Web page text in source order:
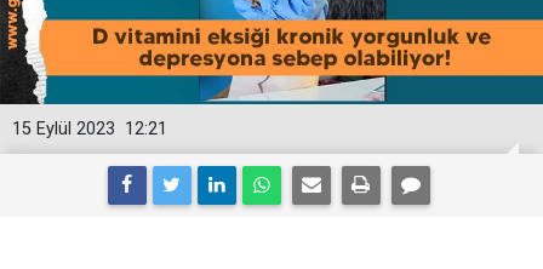
12:21
15 Eylül 2023